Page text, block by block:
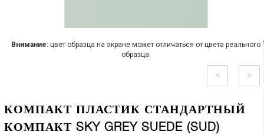
Внимание: цвет образца на экране может отличаться от цвета реального
образца.
КОМПАКТ ПЛАСТИК СТАНДАРТНЫЙ
КОМПАКТ SKY GREY SUEDE (SUD)